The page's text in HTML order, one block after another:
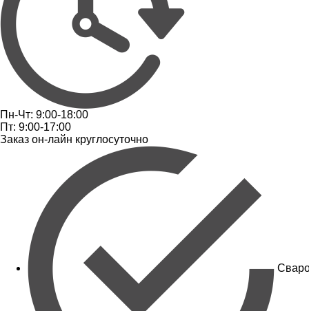
Пн-Чт: 9:00-18:00
Пт: 9:00-17:00
Заказ он-лайн круглосуточно